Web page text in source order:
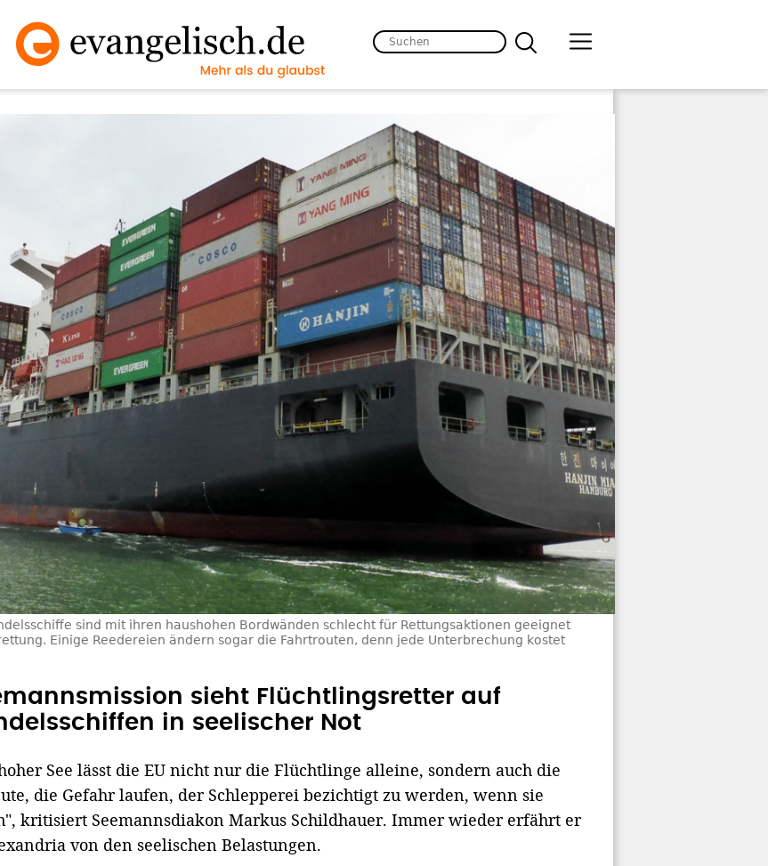
sind mit ihren haushohen Bordwänden schlecht für Rettungsaktionen geeignet
Einige Reedereien ändern sogar die Fahrtrouten, denn jede Unterbrechung kostet
sieht Flüchtlingsretter auf
in seelischer Not
See lässt die EU nicht nur die Flüchtlinge alleine, sondern auch die
die Gefahr laufen, der Schlepperei bezichtigt zu werden, wenn sie
kritisiert Seemannsdiakon Markus Schildhauer. Immer wieder erfährt er
von den seelischen Belastungen.